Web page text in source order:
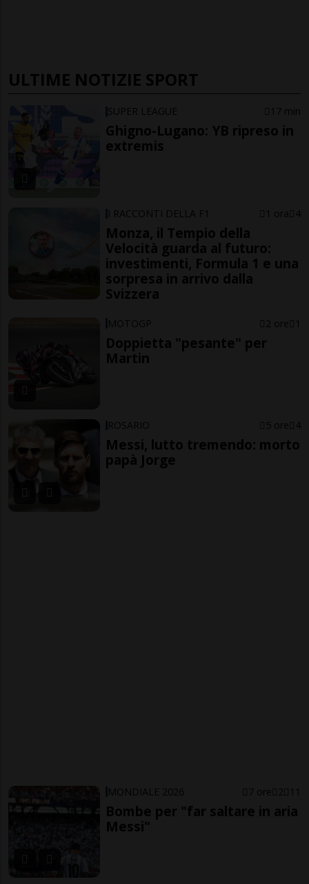
ULTIME NOTIZIE SPORT
SUPER LEAGUE 17 min
Ghigno-Lugano: YB ripreso in
extremis
I RACCONTI DELLA F1 1 ora 4
Monza, il Tempio della
Velocità guarda al futuro:
investimenti, Formula 1 e una
sorpresa in arrivo dalla
Svizzera
MOTOGP 2 ore 1
Doppietta "pesante" per
Martin
ROSARIO 5 ore 4
Messi, lutto tremendo: morto
papà Jorge
MONDIALE 2026 7 ore 2 11
Bombe per "far saltare in aria
Messi"